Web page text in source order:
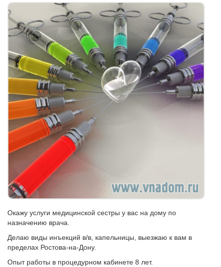
Окажу услуги медицинской сестры у вас на дому по
назначению врача.
Делаю виды инъекций в/в, капельницы, выезжаю к вам в
пределах Ростова-на-Дону.
Опыт работы в процедурном кабинете 8 лет.